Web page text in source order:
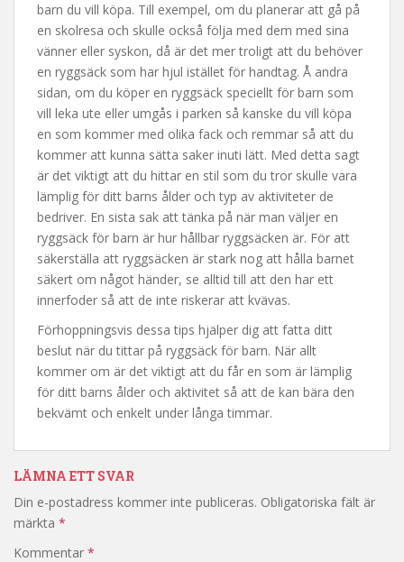
barn du vill köpa. Till exempel, om du planerar att gå på
en skolresa och skulle också följa med dem med sina
vänner eller syskon, då är det mer troligt att du behöver
en ryggsäck som har hjul istället för handtag. Å andra
sidan, om du köper en ryggsäck speciellt för barn som
vill leka ute eller umgås i parken så kanske du vill köpa
en som kommer med olika fack och remmar så att du
kommer att kunna sätta saker inuti lätt. Med detta sagt
är det viktigt att du hittar en stil som du tror skulle vara
lämplig för ditt barns ålder och typ av aktiviteter de
bedriver. En sista sak att tänka på när man väljer en
ryggsäck för barn är hur hållbar ryggsäcken är. För att
säkerställa att ryggsäcken är stark nog att hålla barnet
säkert om något händer, se alltid till att den har ett
innerfoder så att de inte riskerar att kvävas.
Förhoppningsvis dessa tips hjälper dig att fatta ditt
beslut när du tittar på ryggsäck för barn. När allt
kommer om är det viktigt att du får en som är lämplig
för ditt barns ålder och aktivitet så att de kan bära den
bekvämt och enkelt under långa timmar.
LÄMNA ETT SVAR
Din e-postadress kommer inte publiceras. Obligatoriska fält är
märkta *
Kommentar *